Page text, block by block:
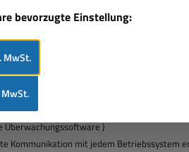
Überwachungssoftware )
Kommunikation mit jedem Betriebssystem
bevorzugte Einstellung:
MwSt.